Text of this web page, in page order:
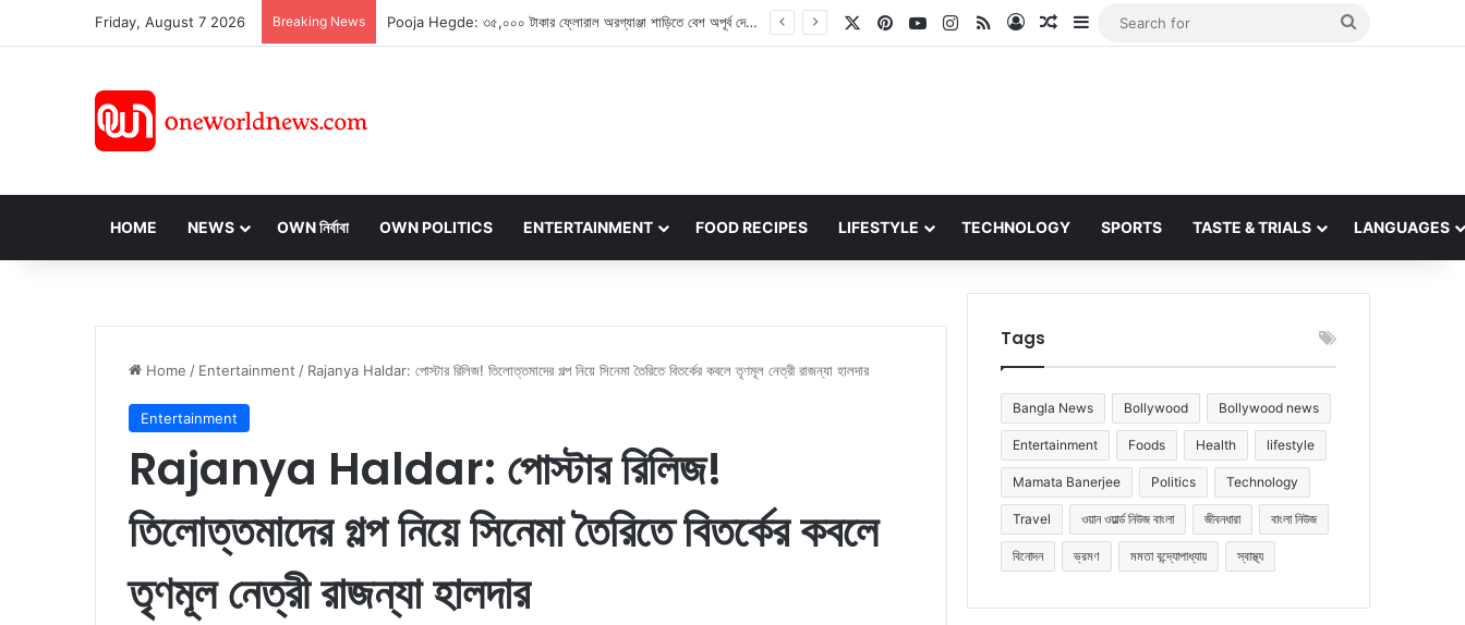
Friday, August 7 2026 Breaking News Pushkar Camel Fair 2026: আপনি কী জানেন পুষ্কর উট মেলা কী? না জানলে এখনই জেনে নিন PinterestYouTubeInstagram
RSS Log InRandom Article
Sidebar
HOME NEWS OWN নির্বাবা OWN POLITICS ENTERTAINMENT FOOD RECIPES LIFESTYLE TECHNOLOGY SPORTS TASTE & TRIALS LANGUAGES
Home / Entertainment / Rajanya Haldar: পোস্টার রিলিজ! তিলোত্তমাদের গল্প নিয়ে সিনেমা তৈরিতে বিতর্কের কবলে তৃণমূল নেত্রী রাজন্যা হালদার
Entertainment
Rajanya Haldar: পোস্টার রিলিজ!
তিলোত্তমাদের গল্প নিয়ে সিনেমা তৈরিতে বিতর্কের কবলে
তৃণমূল নেত্রী রাজন্যা হালদার
Tags
Bangla News Bollywood Bollywood news
Entertainment Foods Health lifestyle
Mamata Banerjee Politics Technology
Travel ওয়ান ওয়ার্ল্ড নিউজ বাংলা জীবনধারা বাংলা নিউজ
বিনোদন ভ্রমণ মমতা বন্দ্যোপাধ্যায় স্বাস্থ্য